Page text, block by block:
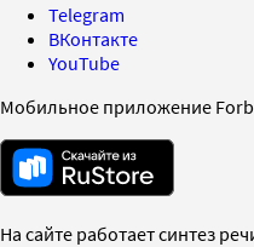
Telegram
ВКонтакте
YouTube
Мобильное приложение
На сайте работает синтез